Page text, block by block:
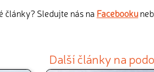
články? Sledujte nás na Facebooku
Další články na